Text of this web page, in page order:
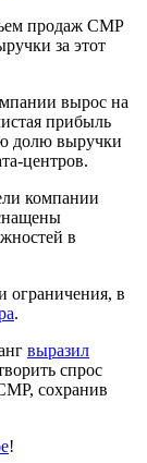
продаж CMP
за этот
вырос на
прибыль
долю выручки
центров.
компании
в
ограничения, в
.
выразил
спрос
сохранив
!